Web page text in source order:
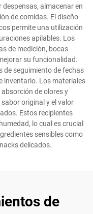
almacenar en
de comidas. El diseño
permite una utilización
apilables. Los
de medición, bocas
su funcionalidad.
de seguimiento de fechas
inventario. Los materiales
de olores y
original y el valor
Estos recipientes
lo cual es crucial
sensibles como
delicados.
de